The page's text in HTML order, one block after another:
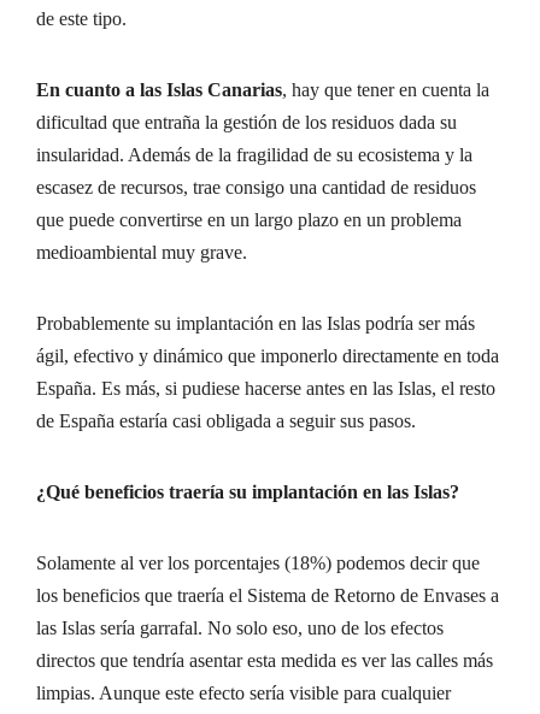
de este tipo.
En cuanto a las Islas Canarias, hay que tener en cuenta la
dificultad que entraña la gestión de los residuos dada su
insularidad. Además de la fragilidad de su ecosistema y la
escasez de recursos, trae consigo una cantidad de residuos
que puede convertirse en un largo plazo en un problema
medioambiental muy grave.
Probablemente su implantación en las Islas podría ser más
ágil, efectivo y dinámico que imponerlo directamente en toda
España. Es más, si pudiese hacerse antes en las Islas, el resto
de España estaría casi obligada a seguir sus pasos.
¿Qué beneficios traería su implantación en las Islas?
Solamente al ver los porcentajes (18%) podemos decir que
los beneficios que traería el Sistema de Retorno de Envases a
las Islas sería garrafal. No solo eso, uno de los efectos
directos que tendría asentar esta medida es ver las calles más
limpias. Aunque este efecto sería visible para cualquier